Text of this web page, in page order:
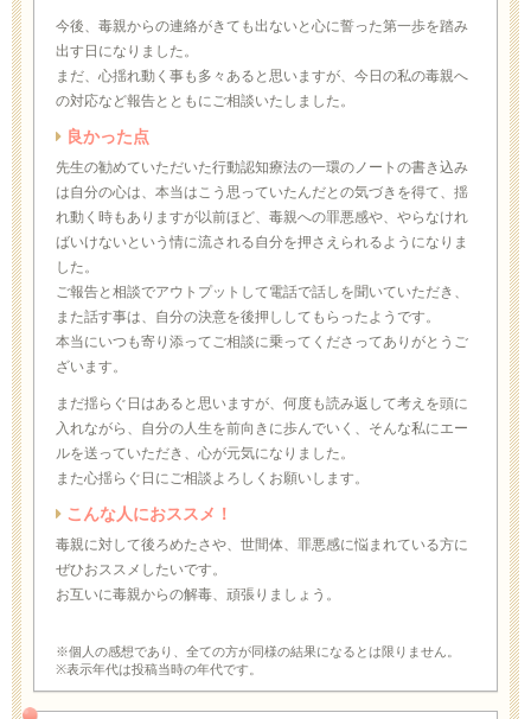
今後、毒親からの連絡がきても出ないと心に誓った第一歩を踏み
出す日になりました。
まだ、心揺れ動く事も多々あると思いますが、今日の私の毒親へ
の対応など報告とともにご相談いたしました。
良かった点
先生の勧めていただいた行動認知療法の一環のノートの書き込み
は自分の心は、本当はこう思っていたんだとの気づきを得て、揺
れ動く時もありますが以前ほど、毒親への罪悪感や、やらなけれ
ばいけないという情に流される自分を押さえられるようになりま
した。
ご報告と相談でアウトプットして電話で話しを聞いていただき、
また話す事は、自分の決意を後押ししてもらったようです。
本当にいつも寄り添ってご相談に乗ってくださってありがとうご
ざいます。
まだ揺らぐ日はあると思いますが、何度も読み返して考えを頭に
入れながら、自分の人生を前向きに歩んでいく、そんな私にエー
ルを送っていただき、心が元気になりました。
また心揺らぐ日にご相談よろしくお願いします。
こんな人におススメ！
毒親に対して後ろめたさや、世間体、罪悪感に悩まれている方に
ぜひおススメしたいです。
お互いに毒親からの解毒、頑張りましょう。
※個人の感想であり、全ての方が同様の結果になるとは限りません。
※表示年代は投稿当時の年代です。